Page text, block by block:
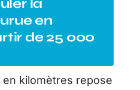
la
en
de 25 000
kilomètres repose